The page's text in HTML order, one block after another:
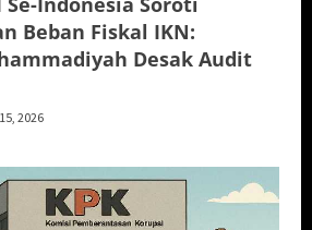
Beban Fiskal IKN:
Desak Audit
2026